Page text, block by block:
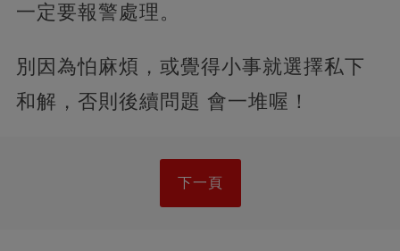
一定要報警處理。
別因為怕麻煩，或覺得小事就選擇私下
和解，否則後續問題 會一堆喔！
下一頁